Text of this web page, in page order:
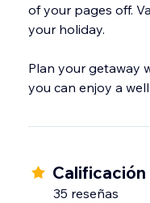
of your pages off.
your holiday.
Plan your getaway
you can enjoy a
35 reseñas